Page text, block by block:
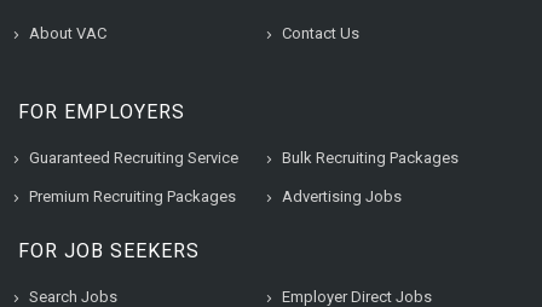
About VAC Contact Us
FOR EMPLOYERS
Guaranteed Recruiting Service Bulk Recruiting Packages
Premium Recruiting Packages Advertising Jobs
FOR JOB SEEKERS
Search Jobs Employer Direct Jobs